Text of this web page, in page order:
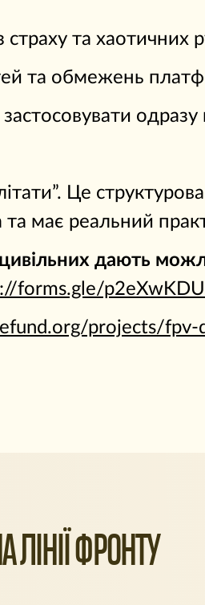
та хаотичних
та обмежень
одразу
Це
та має реальний
дають
forms.gle/
projects/
ЛІНІЇ ФРОНТУ